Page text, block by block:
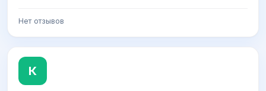
Нет отзывов
К